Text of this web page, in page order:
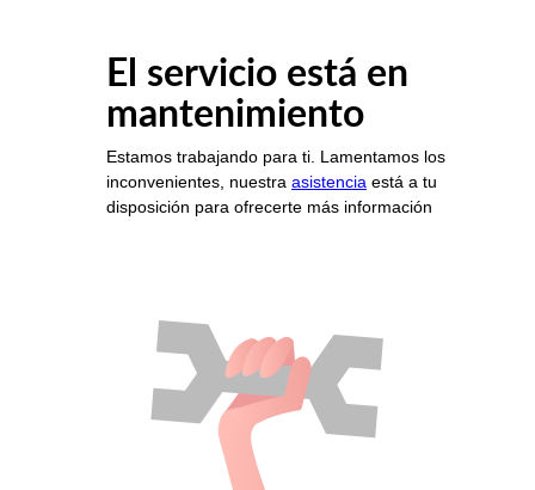
El servicio está en
mantenimiento
Estamos trabajando para ti. Lamentamos los
inconvenientes, nuestra asistencia está a tu
disposición para ofrecerte más información